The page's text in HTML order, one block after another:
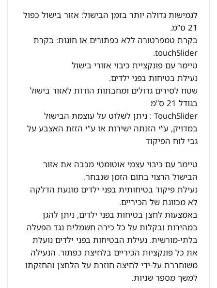
לגמישות גדולה יותר בזמן הבישול: אזור בישול כפול
21 ס”מ.
בקרת טמפרטורה ללא כפתורים או חוגות: בקרת
touchSlider.
טיימר עם פונקציית כיבוי אזורי בישול
נעילת בטיחות בפני ילדים.
שטח לסירים גדולים ומחבתות הודות לאזור בישול
בגודל 21 ס”מ
TouchSlider : ניתן לשלוט על עוצמת הבישול
במדויק, ע”י הזנתה ישירות או ע”י הזזת האצבע על
גבי לוח הפיקוד
טיימר עם כיבוי עצמי אוטומטי מכבה את אזור
הבישול הרצוי בתום הזמן שנבחר.
נעילת פיקוד בטיחותית בפני ילדים מונעת הדלקה
לא מכוונת של הכיריים.
באמצעות לחצן בטיחות בפני ילדים, ניתן להגן
במהירות ובקלות על כל כירה חשמלית נגד הפעלה
בלתי-מורשית. נעילת הבטיחות בפני ילדים נועלת
את כל פונקציות הכיריים בלחיצת כפתור. הנעילה
משוחררת על-ידי לחיצה חוזרת על הלחצן והחזקתו
למשך מספר שניות.